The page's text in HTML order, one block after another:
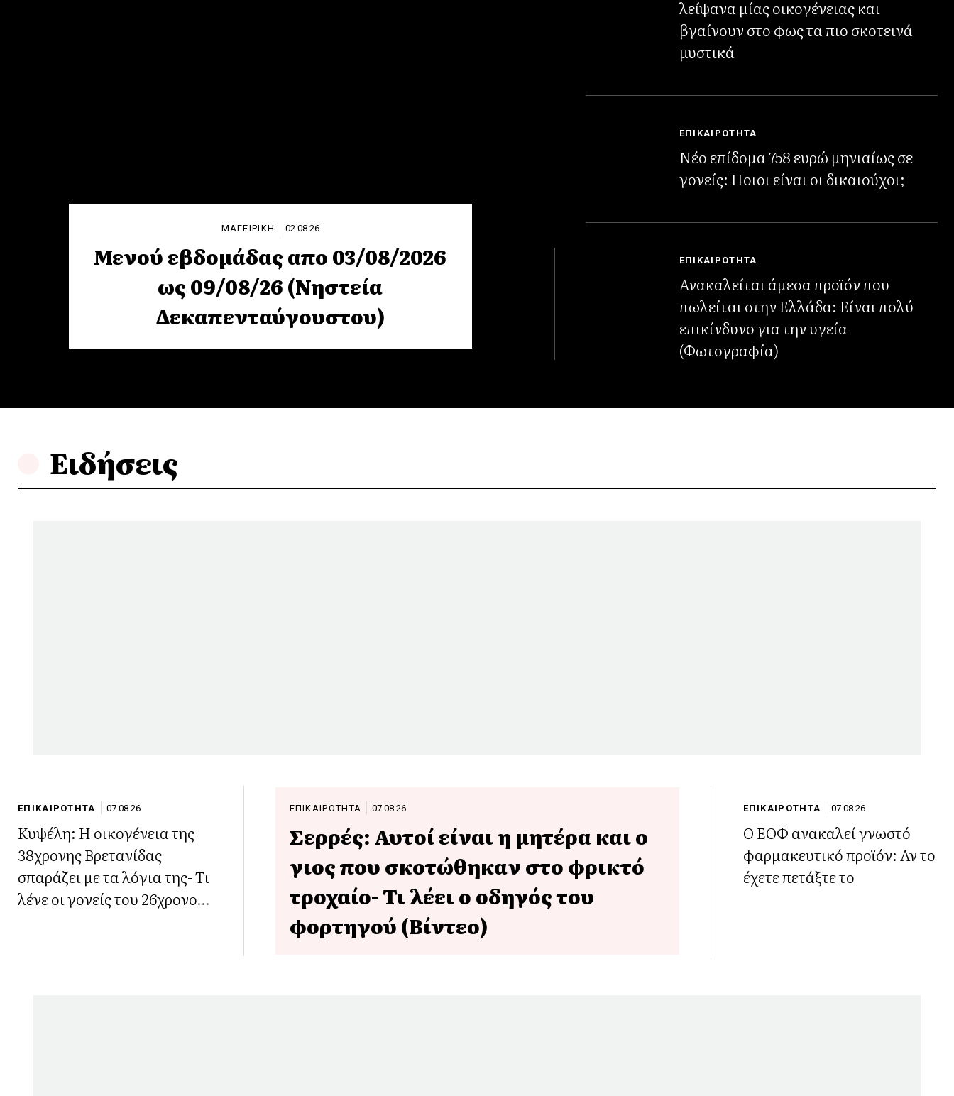
ΜΑΓΕΙΡΙΚΗ 02.08.26
Μενού εβδομάδας απο 03/08/2026
ως 09/08/26 (Νηστεία
Δεκαπενταύγουστου)
λείψανα μίας οικογένειας και
βγαίνουν στο φως τα πιο σκοτεινά
μυστικά
ΕΠΙΚΑΙΡΟΤΗΤΑ
Νέο επίδομα 758 ευρώ μηνιαίως σε
γονείς: Ποιοι είναι οι δικαιούχοι;
ΕΠΙΚΑΙΡΟΤΗΤΑ
Ανακαλείται άμεσα προϊόν που
πωλείται στην Ελλάδα: Είναι πολύ
επικίνδυνο για την υγεία
(Φωτογραφία)
Ειδήσεις
ΕΠΙΚΑΙΡΟΤΗΤΑ 07.08.26
Σερρές: Αυτοί είναι η μητέρα και ο
γιος που σκοτώθηκαν στο φρικτό
τροχαίο- Τι λέει ο οδηγός του
φορτηγού (Βίντεο)
ΕΠΙΚΑΙΡΟΤΗΤΑ 07.08.26
Κυψέλη: Η οικογένεια της
38χρονης Βρετανίδας
σπαράζει με τα λόγια της- Τι
λένε οι γονείς του 26χρονου
ΕΠΙΚΑΙΡΟΤΗΤΑ 07.08.26
Ο ΕΟΦ ανακαλεί γνωστό
φαρμακευτικό προϊόν: Αν το
έχετε πετάξτε το